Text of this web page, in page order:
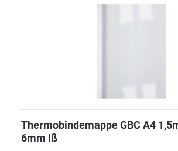
Thermobindemappe GBC A4
6mm Iß